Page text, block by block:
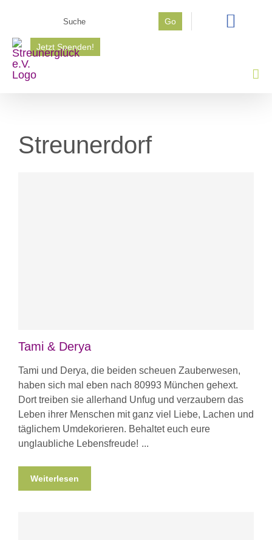
springen
Go
Jetzt Spenden!
Streunerdorf
Tami & Derya
Tami und Derya, die beiden scheuen Zauberwesen,
haben sich mal eben nach 80993 München gehext.
Dort treiben sie allerhand Unfug und verzaubern das
Leben ihrer Menschen mit ganz viel Liebe, Lachen und
täglichem Umdekorieren. Behaltet euch eure
unglaubliche Lebensfreude!
Weiterlesen